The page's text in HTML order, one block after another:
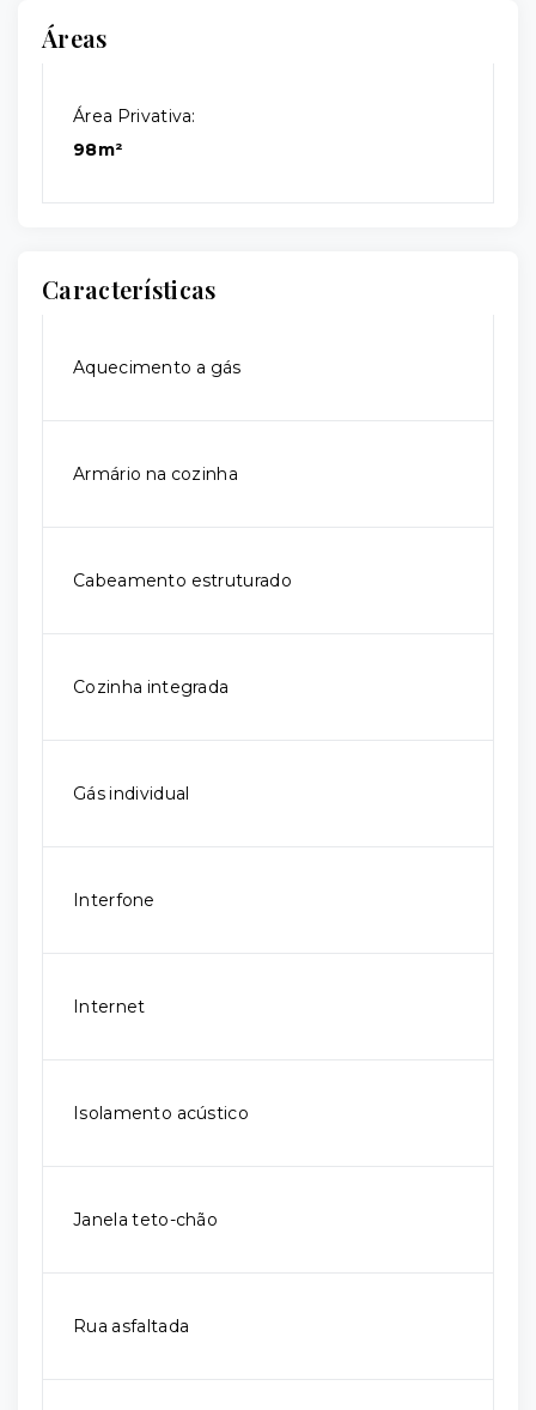
Áreas
Área Privativa:
98m²
Características
Aquecimento a gás
Armário na cozinha
Cabeamento estruturado
Cozinha integrada
Gás individual
Interfone
Internet
Isolamento acústico
Janela teto-chão
Rua asfaltada